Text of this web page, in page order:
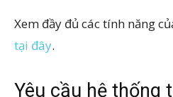
Xem đầy đủ các tính năng
tại đây.
Yêu cầu hệ thống